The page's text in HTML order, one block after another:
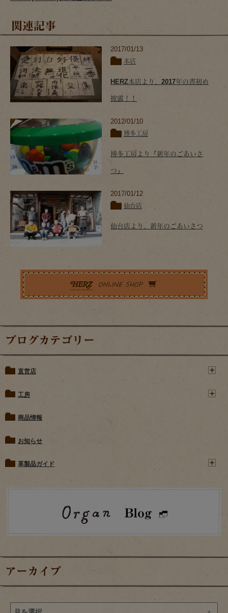
関連記事
2017/01/13
本店
HERZ本店より、2017年の書初め
披露！！
2012/01/10
博多工房
博多工房より『新年のごあいさ
つ』
2017/01/12
仙台店
仙台店より、新年のごあいさつ
ブログカテゴリー
直営店
工房
商品情報
お知らせ
革製品ガイド
アーカイブ